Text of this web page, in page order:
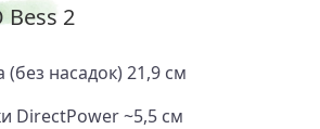
Bess 2
(без насадок) 21,9 см
DirectPower ~5,5 см